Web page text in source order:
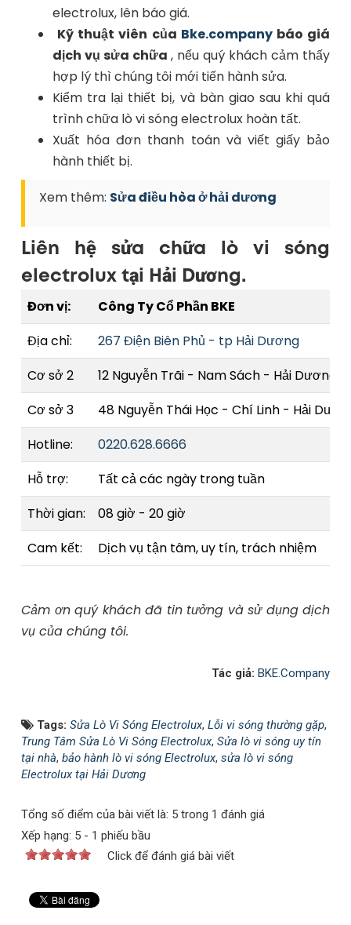
electrolux, lên báo giá.
Kỹ thuật viên của Bke.companybáo giá
dịch vụ sửa chữa , nếu quý khách cảm thấy
hợp lý thì chúng tôi mới tiến hành sửa.
Kiểm tra lại thiết bị, và bàn giao sau khi quá
trình chữa lò vi sóng electrolux hoàn tất.
Xuất hóa đơn thanh toán và viết giấy bảo
hành thiết bị.
Xem thêm: Sửa điều hòa ở hải dương
Liên hệ sửa chữa lò vi sóng
electrolux tại Hải Dương.
Đơn vị:
Công Ty Cổ Phần BKE
Địa chỉ:
267 Điện Biên Phủ - tp Hải Dương
Cơ sở 2
12 Nguyễn Trãi - Nam Sách - Hải Dương
Cơ sở 3
48 Nguyễn Thái Học - Chí Linh - Hải
Hotline:
0220.628.6666
Hỗ trợ:
Tất cả các ngày trong tuần
Thời gian:
08 giờ - 20 giờ
Cam kết:
Dịch vụ tận tâm, uy tín, trách nhiệm
Cảm ơn quý khách đã tin tưởng và sử dụng dịch
vụ của chúng tôi.
Tác giả: BKE.Company
Tags: Sửa Lò Vi Sóng Electrolux, Lỗi vi sóng thường gặp,
Trung Tâm Sửa Lò Vi Sóng Electrolux, Sửa lò vi sóng uy tín
tại nhà, bảo hành lò vi sóng Electrolux, sửa lò vi sóng
Electrolux tại Hải Dương
Tổng số điểm của bài viết là: 5 trong 1 đánh giá
Xếp hạng: 5 - 1 phiếu bầu
Click để đánh giá bài viết